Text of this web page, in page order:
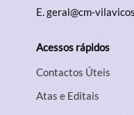
E.geral@cm-
Acessos rápidos
Contactos Úteis
Atas e Editais